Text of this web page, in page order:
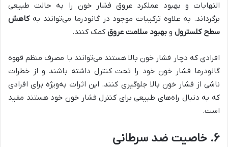
التهابات و بهبود عملکرد عروق فشار خون را به حالت طبیعی
برگرداند. به علاوه ترکیبات موجود در گانودرما می‌توانند بهکاهش
سطح کلسترول و بهبود سلامت عروق کمک کنند.
افرادی که دچار فشار خون بالا هستند می‌توانند با مصرف منظم قهوه
گانودرما فشار خون خود را تحت کنترل داشته باشند و از خطرات
ناشی از فشار خون بالا جلوگیری کنند. این اثرات به‌ویژه برای افرادی
که به دنبال راه‌های طبیعی برای کنترل فشار خون خود هستند مفید
است.
۶. خاصیت ضد سرطانی